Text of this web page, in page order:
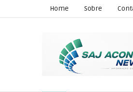
Home Sobre